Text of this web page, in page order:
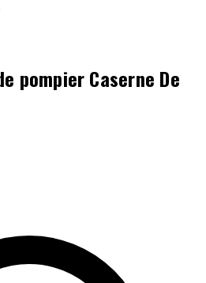
pompier Caserne De